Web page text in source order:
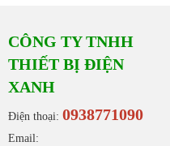
CÔNG TY TNHH
THIẾT BỊ ĐIỆN
XANH
Điện thoại: 0938771090
Email: